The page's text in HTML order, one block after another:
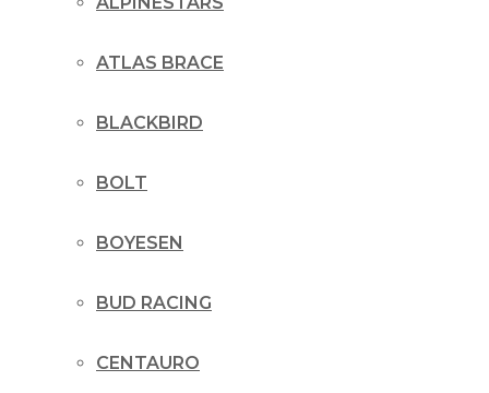
ATLAS BRACE
BLACKBIRD
BOLT
BOYESEN
BUD RACING
CENTAURO